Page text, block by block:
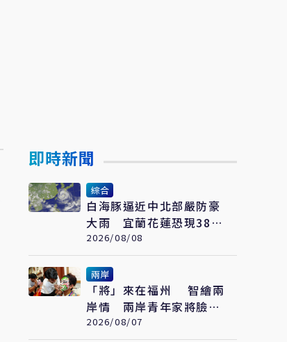
即時新聞
綜合
白海豚逼近中北部嚴防豪
大雨 宜蘭花蓮恐現38度
極端高溫
2026/08/08
兩岸
「將」來在福州 智繪兩
岸情 兩岸青年家將臉譜
繪畫大賽在福州開幕
2026/08/07